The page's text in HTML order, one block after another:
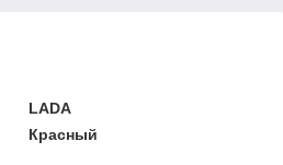
LADA
Красный